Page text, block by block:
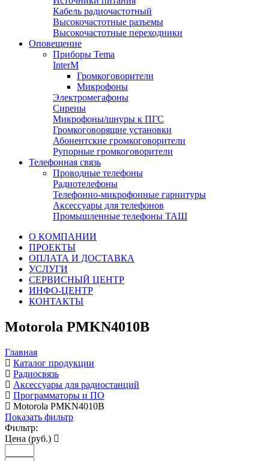
Кабель радиочастотный
Высокочастотные разъемы
Высокочастотные переходники
Оповещение
Приборы Tema
InterM
Громкоговорители
Микрофоны
Электромегафоны
Сирены
Микрофоны/шнуры к ПГС
Громкоговорящие установки
Абонентские громкоговорители
Рупорные громкоговорители
Телефонная связь
Проводные телефоны
Радиотелефоны
Телефонно-микрофонные гарнитуры
Аксессуары для телефонов
Промышленные телефоны ТАШ
О КОМПАНИИ
ПРОЕКТЫ
ОПЛАТА И ДОСТАВКА
УСЛУГИ
СЕРВИСНЫЙ ЦЕНТР
ИНФО-ЦЕНТР
КОНТАКТЫ
Motorola PMKN4010B
Главная
Каталог продукции
Радиосвязь
Аксессуары для радиостанций
Программаторы и ПО
Motorola PMKN4010B
Показать фильтр
Фильтр:
Цена (руб.)